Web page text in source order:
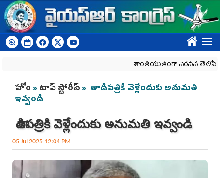
Skip to main content
????
శాంతియుతంగా నిరసన తెలిపే
You are here
హోం »టాప్ స్టోరీస్ » తాడిపత్రికి వెళ్లేందుకు అనుమ‌తి
ఇవ్వండి
తాడిపత్రికి వెళ్లేందుకు అనుమ‌తి ఇవ్వండి
05 Jul 2025 12:04 PM